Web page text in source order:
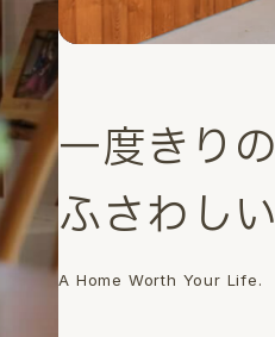
一度き り の
ふさわ しい
A Home Worth Your Life.